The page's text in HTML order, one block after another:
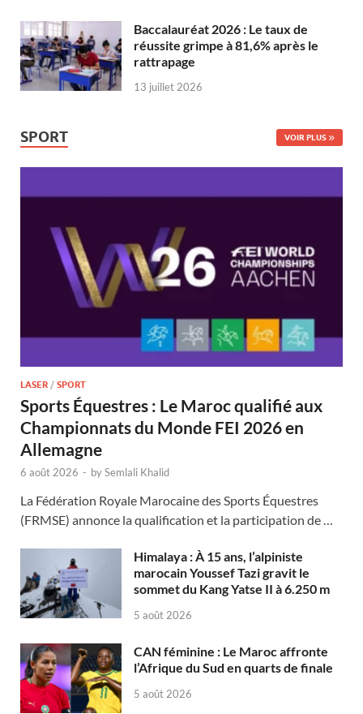
Baccalauréat 2026 : Le taux de
réussite grimpe à 81,6% après le
rattrapage
13 juillet 2026
SPORT VOIR PLUS
LASER / SPORT
Sports Équestres : Le Maroc qualifié aux
Championnats du Monde FEI 2026 en
Allemagne
6 août 2026 - bySemlali Khalid
La Fédération Royale Marocaine des Sports Équestres
(FRMSE) annonce la qualification et la participation de …
Himalaya : À 15 ans, l’alpiniste
marocain Youssef Tazi gravit le
sommet du Kang Yatse II à 6.250 m
5 août 2026
CAN féminine : Le Maroc affronte
l’Afrique du Sud en quarts de finale
5 août 2026